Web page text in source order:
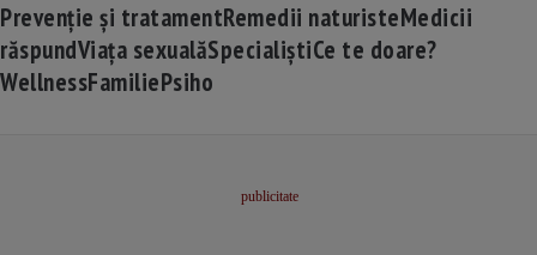
Prevenție și tratamentRemedii naturisteMedicii
răspundViața sexualăSpecialiștiCe te doare?
WellnessFamiliePsiho